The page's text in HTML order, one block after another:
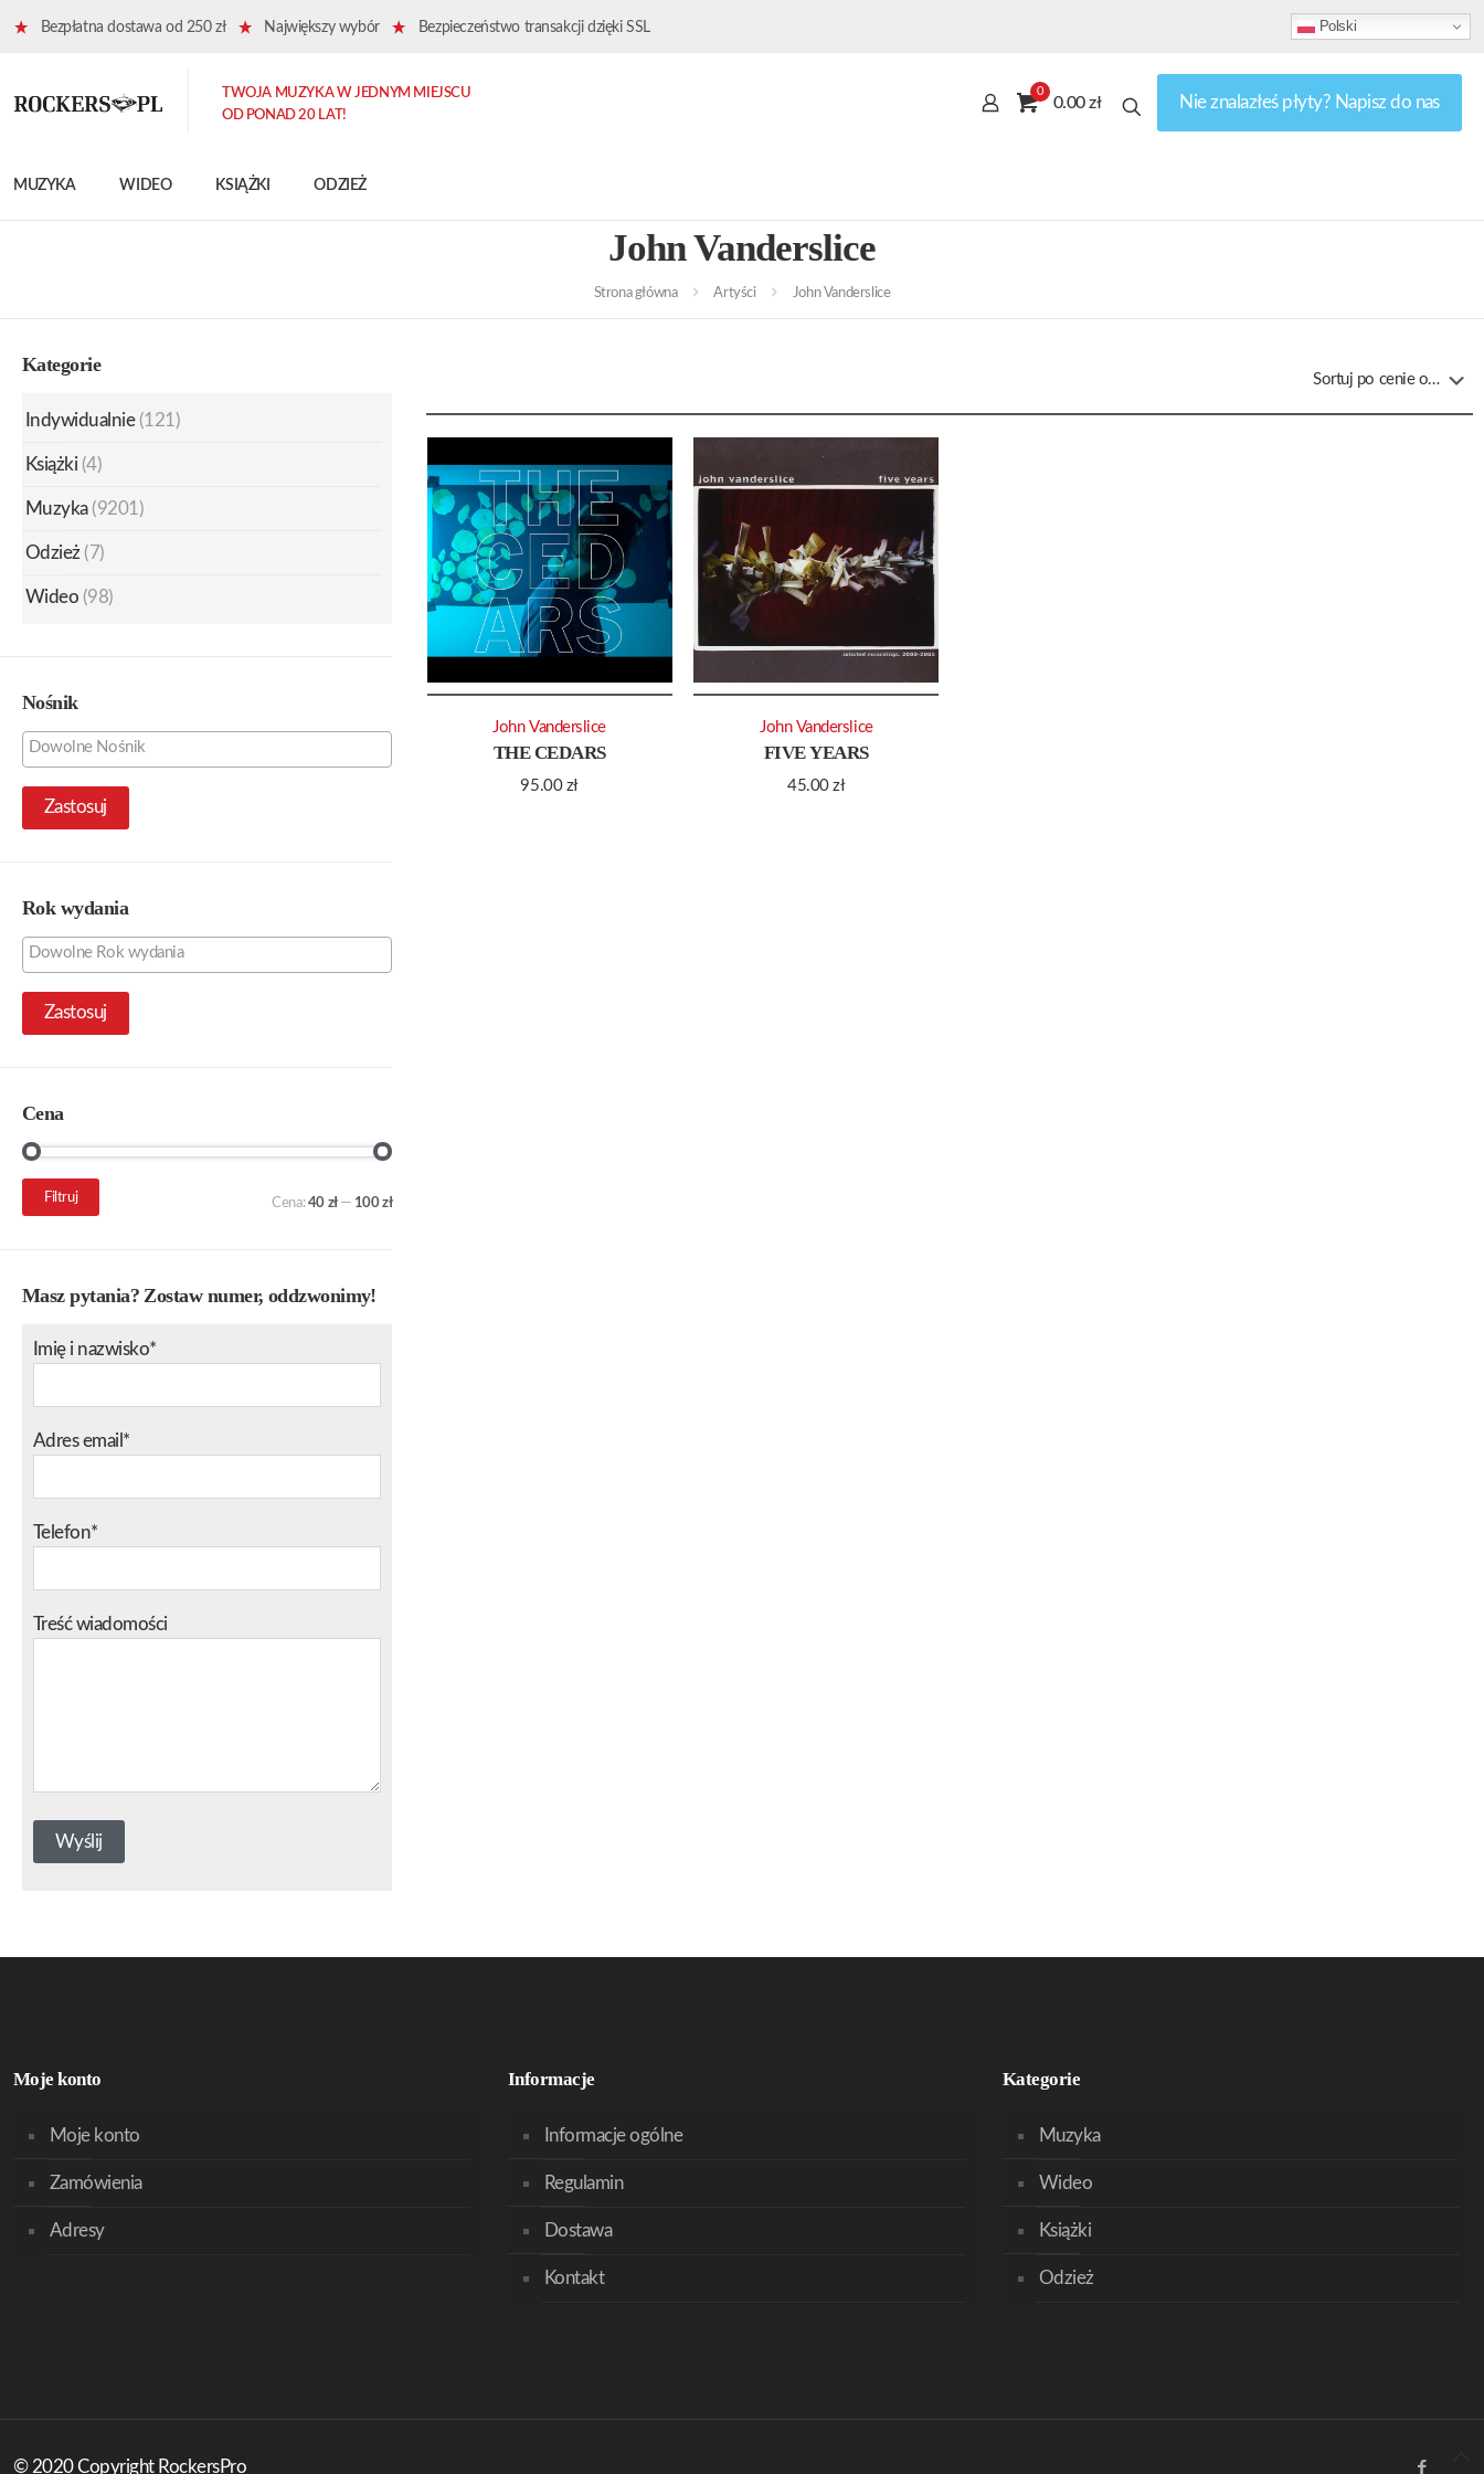
Bezpłatna dostawa od 250 zł Największy wybór Bezpieczeństwo transakcji dzięki SSL Polski
MUZYKA WIDEO KSIĄŻKI ODZIEŻ
TWOJA MUZYKA W JEDNYM MIEJSCU
OD PONAD 20 LAT!
0
0.00 zł Nie znalazłeś płyty? Napisz do nas
John Vanderslice
Strona główna Artyści John Vanderslice
THE CEDARS
95.00 zł
John Vanderslice
FIVE YEARS
45.00zł
John Vanderslice
Kategorie
Indywidualnie (121)
Książki (4)
Muzyka (9201)
Odzież (7)
Wideo (98)
Nośnik
Zastosuj
Rok wydania
Zastosuj
Cena
Cena
min.
Cena
maks.
Filtruj Cena:40 zł— 100 zł
Masz pytania? Zostaw numer, oddzwonimy!
Imię i nazwisko*
Adres email*
Telefon*
Treść wiadomości
Moje konto
Moje konto
Zamówienia
Adresy
Informacje
Informacje ogólne
Regulamin
Dostawa
Kontakt
Kategorie
Muzyka
Wideo
Książki
Odzież
© 2020 Copyright RockersPro